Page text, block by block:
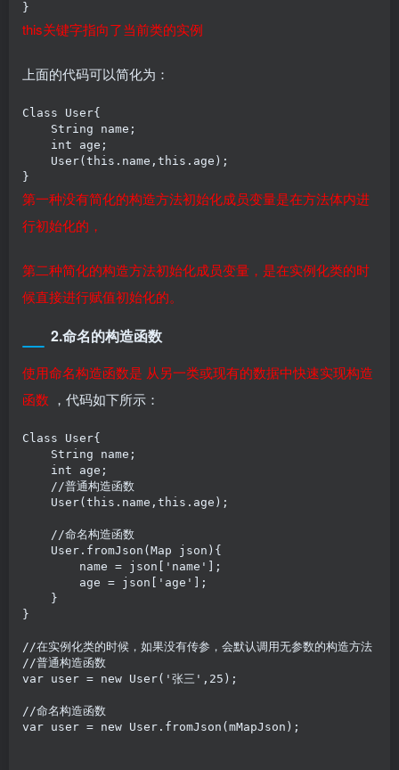
}
this关键字指向了当前类的实例
上面的代码可以简化为：
Class User{
    String name;
    int age;
    User(this.name,this.age);
}
第一种没有简化的构造方法初始化成员变量是在方法体内进
行初始化的，
第二种简化的构造方法初始化成员变量，是在实例化类的时
候直接进行赋值初始化的。
2.命名的构造函数
使用命名构造函数是 从另一类或现有的数据中快速实现构造
函数 ，代码如下所示：
Class User{
    String name;
    int age;
    //普通构造函数
    User(this.name,this.age);
    //命名构造函数
    User.fromJson(Map json){
        name = json['name'];
        age = json['age'];
    }
}
//在实例化类的时候，如果没有传参，会默认调用无参数的构造方法
//普通构造函数
var user = new User('张三',25);
//命名构造函数
var user = new User.fromJson(mMapJson);